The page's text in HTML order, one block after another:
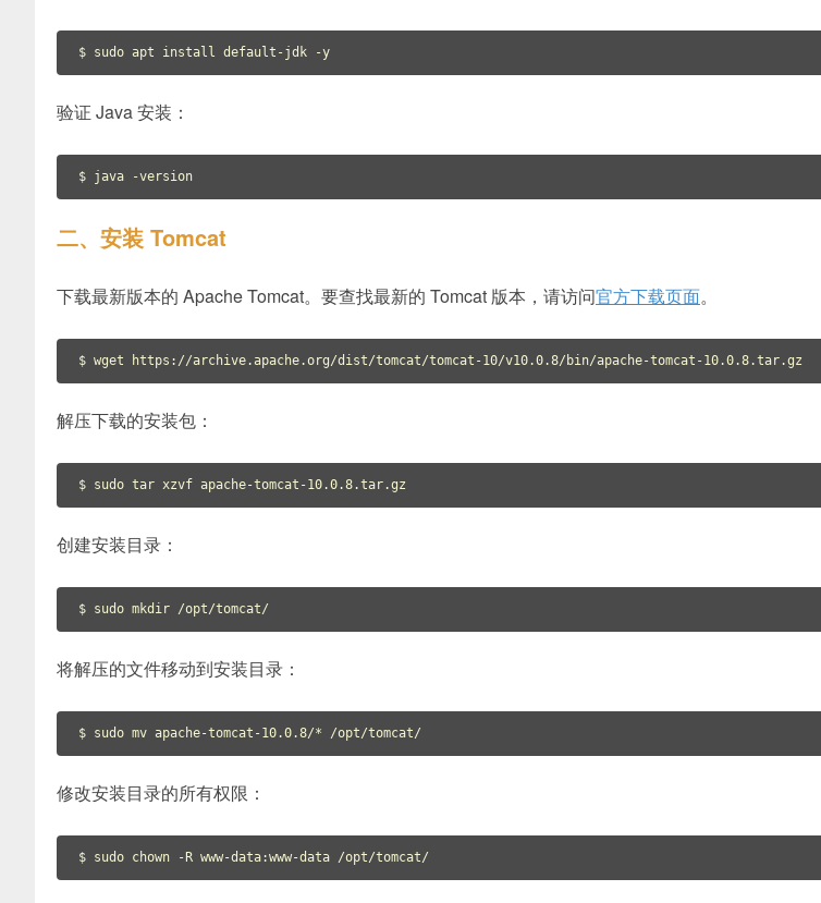
$ sudo apt install default-jdk -y
验证 Java 安装：
$ java -version
二、安装 Tomcat
下载最新版本的 Apache Tomcat。要查找最新的 Tomcat 版本，请访问官方下载页面。
解压下载的安装包：
创建安装目录：
将解压的文件移动到安装目录：
修改安装目录的所有权限：